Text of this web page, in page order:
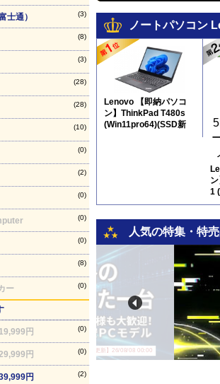
士通） (3)
(8)
(3)
(28)
(28)
(10)
(0)
(2)
(0)
(0)
(0)
(8)
ー (0)
円 (0)
円 (0)
円 (2)
ノートパソコン
Lenovo 【即納パソコ
ン】ThinkPad T480s
(Win11pro64)(SSD新
1
人気の特集・特
【最終更新】26/08/08 00:00